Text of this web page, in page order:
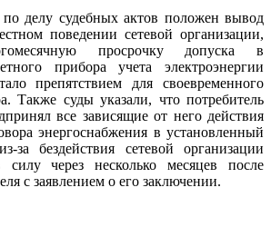
делу судебных актов положен вывод
поведении сетевой организации,
просрочку допуска в
прибора учета электроэнергии
препятствием для своевременного
Также суды указали, что потребитель
все зависящие от него действия
энергоснабжения в установленный
за бездействия сетевой организации
через несколько месяцев после
с заявлением о его заключении.